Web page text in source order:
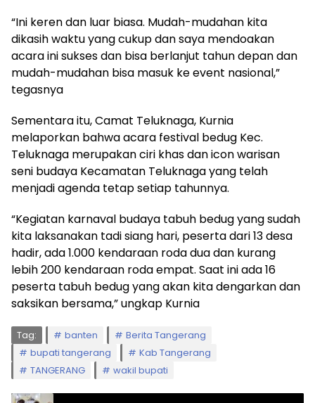
“Ini keren dan luar biasa. Mudah-mudahan kita
dikasih waktu yang cukup dan saya mendoakan
acara ini sukses dan bisa berlanjut tahun depan dan
mudah-mudahan bisa masuk ke event nasional,”
tegasnya
Sementara itu, Camat Teluknaga, Kurnia
melaporkan bahwa acara festival bedug Kec.
Teluknaga merupakan ciri khas dan icon warisan
seni budaya Kecamatan Teluknaga yang telah
menjadi agenda tetap setiap tahunnya.
“Kegiatan karnaval budaya tabuh bedug yang sudah
kita laksanakan tadi siang hari, peserta dari 13 desa
hadir, ada 1.000 kendaraan roda dua dan kurang
lebih 200 kendaraan roda empat. Saat ini ada 16
peserta tabuh bedug yang akan kita dengarkan dan
saksikan bersama,” ungkap Kurnia
Tag: banten
Berita Tangerang
bupati tangerang
Kab Tangerang
TANGERANG
wakil bupati